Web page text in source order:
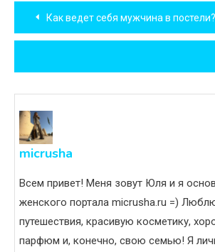
Навигация
по
записям
Как ведет себя мужчина в постели? Страстный
micrusha
Всем привет! Меня зовут Юля и я
женского портала micrusha.ru =)
путешествия, красивую косметику,
парфюм и, конечно, свою семью! Я